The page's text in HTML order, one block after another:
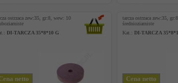
ostrzaca zew:35, gr:8, wew: 10
DI-TARCZA 35*8*10 G
netto
tarcza ostrzaca zew:35,
średnioziarniste
Kat.: DI-TARCZA
Cena netto